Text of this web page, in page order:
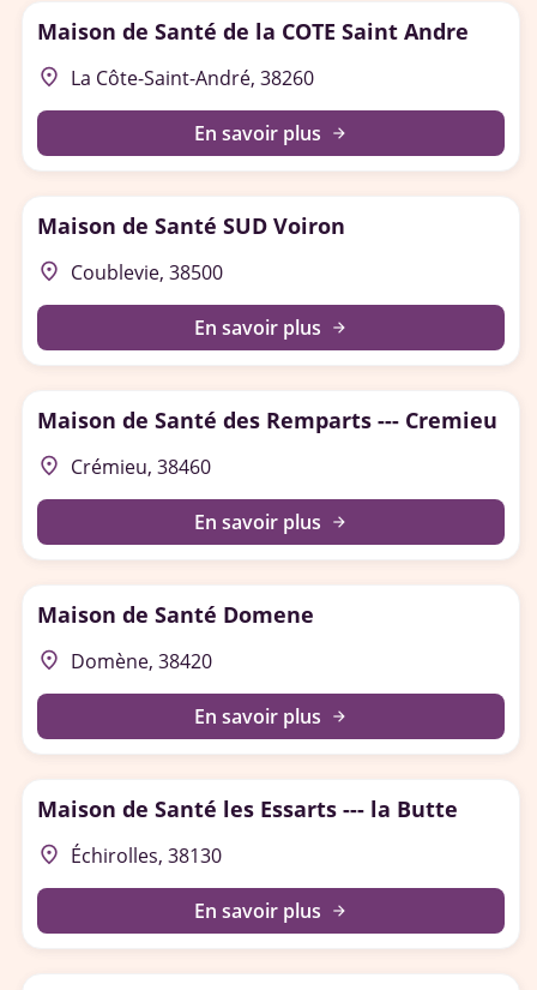
Maison de Santé de la COTE Saint Andre
place La Côte-Saint-André, 38260
En savoir plus arrow_forward
Maison de Santé SUD Voiron
place Coublevie, 38500
En savoir plus arrow_forward
Maison de Santé des Remparts --- Cremieu
place Crémieu, 38460
En savoir plus arrow_forward
Maison de Santé Domene
place Domène, 38420
En savoir plus arrow_forward
Maison de Santé les Essarts --- la Butte
place Échirolles, 38130
En savoir plus arrow_forward